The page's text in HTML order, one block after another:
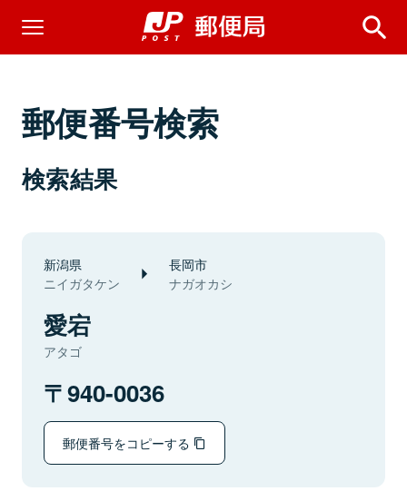
郵便番号検索
検索結果
新潟県
ニイガタケン
長岡市
ナガオカシ
愛宕
アタゴ
940-0036
郵便番号をコピーする